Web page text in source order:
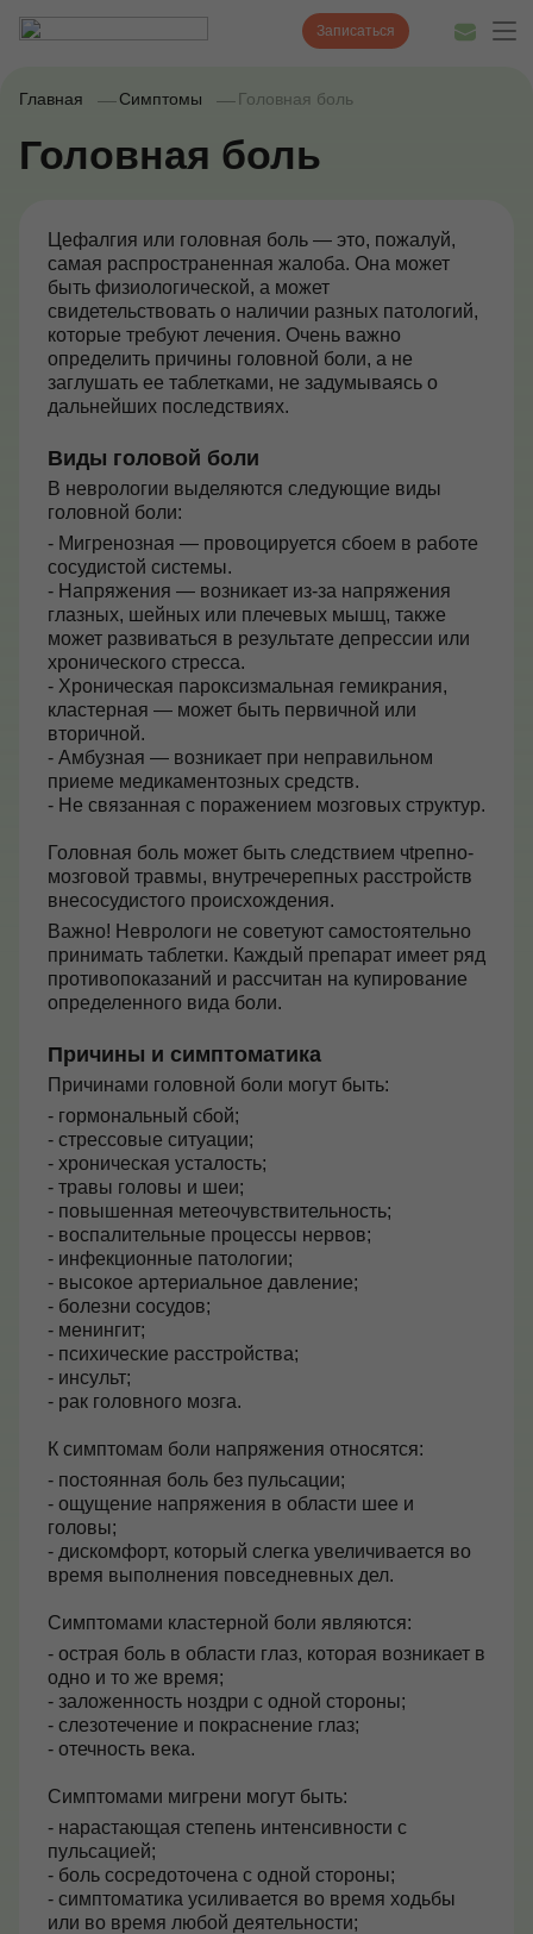
О нас
Наши клиники
Полезные статьи
Контакты
Оплата онлайн
info@zdorovie-klinika.ru
+7 (495) 628-22-05
Max
Записаться сейчас
Диагностика
Наши врачи
Цены
Акции и скидки
Записаться
Главная Симптомы Головная боль
Головная боль
Цефалгия или головная боль — это, пожалуй,
самая распространенная жалоба. Она может
быть физиологической, а может
свидетельствовать о наличии разных патологий,
которые требуют лечения. Очень важно
определить причины головной боли, а не
заглушать ее таблетками, не задумываясь о
дальнейших последствиях.
Виды головой боли
В неврологии выделяются следующие виды
головной боли:
- Мигренозная — провоцируется сбоем в работе
сосудистой системы.
- Напряжения — возникает из-за напряжения
глазных, шейных или плечевых мышц, также
может развиваться в результате депрессии или
хронического стресса.
- Хроническая пароксизмальная гемикрания,
кластерная — может быть первичной или
вторичной.
- Амбузная — возникает при неправильном
приеме медикаментозных средств.
- Не связанная с поражением мозговых структур.
Головная боль может быть следствием чtрепно-
мозговой травмы, внутречерепных расстройств
внесосудистого происхождения.
Важно! Неврологи не советуют самостоятельно
принимать таблетки. Каждый препарат имеет ряд
противопоказаний и рассчитан на купирование
определенного вида боли.
Причины и симптоматика
Причинами головной боли могут быть:
- гормональный сбой;
- стрессовые ситуации;
- хроническая усталость;
- травы головы и шеи;
- повышенная метеочувствительность;
- воспалительные процессы нервов;
- инфекционные патологии;
- высокое артериальное давление;
- болезни сосудов;
- менингит;
- психические расстройства;
- инсульт;
- рак головного мозга.
К симптомам боли напряжения относятся:
- постоянная боль без пульсации;
- ощущение напряжения в области шее и
головы;
- дискомфорт, который слегка увеличивается во
время выполнения повседневных дел.
Симптомами кластерной боли являются:
- острая боль в области глаз, которая возникает в
одно и то же время;
- заложенность ноздри с одной стороны;
- слезотечение и покраснение глаз;
- отечность века.
Симптомами мигрени могут быть:
- нарастающая степень интенсивности с
пульсацией;
- боль сосредоточена с одной стороны;
- симптоматика усиливается во время ходьбы
или во время любой деятельности;